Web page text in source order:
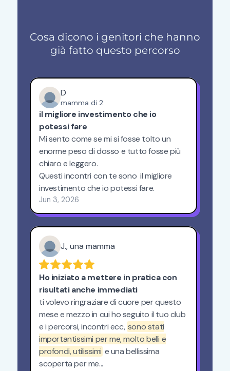
Cosa dicono i genitori che hanno
già fatto questo percorso